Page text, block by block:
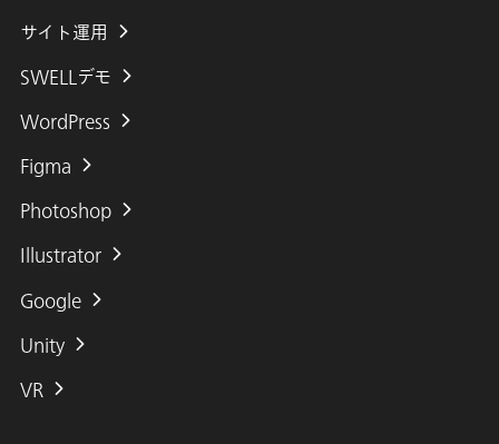
サイト運用
SWELLデモ
WordPress
Figma
Photoshop
Illustrator
Google
Unity
VR